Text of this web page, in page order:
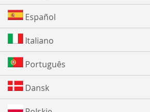
Español
Italiano
Português
Dansk